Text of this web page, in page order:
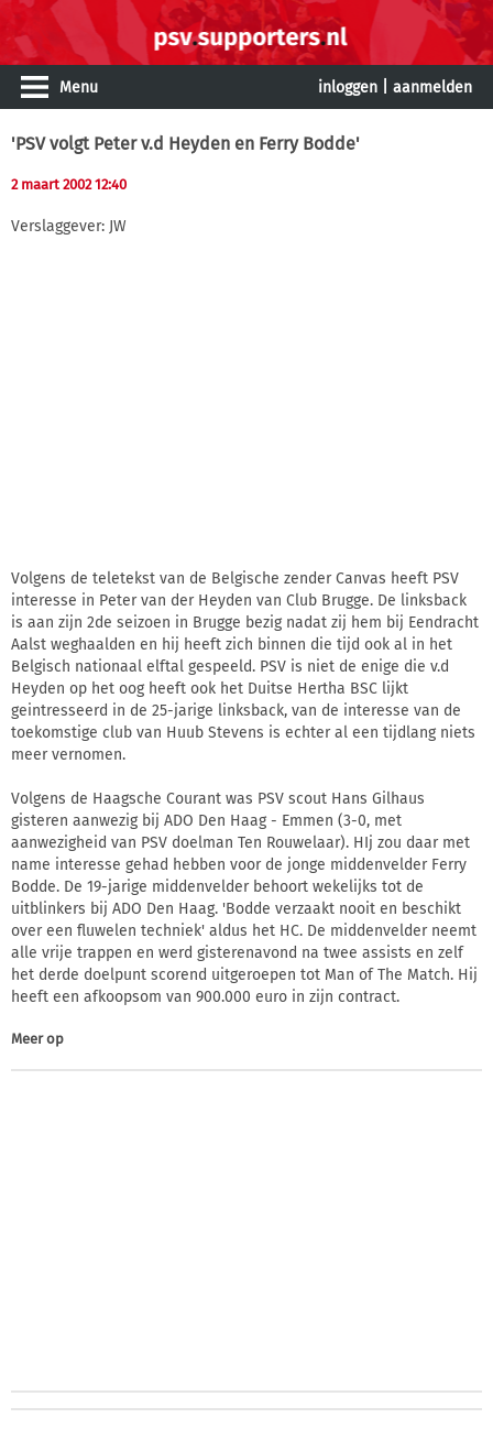
Menu inloggen aanmelden
'PSV volgt Peter v.d Heyden en Ferry Bodde'
2 maart 2002 12:40
Verslaggever: JW
Volgens de teletekst van de Belgische zender Canvas heeft PSV
interesse in Peter van der Heyden van Club Brugge. De linksback
is aan zijn 2de seizoen in Brugge bezig nadat zij hem bij Eendracht
Aalst weghaalden en hij heeft zich binnen die tijd ook al in het
Belgisch nationaal elftal gespeeld. PSV is niet de enige die v.d
Heyden op het oog heeft ook het Duitse Hertha BSC lijkt
geintresseerd in de 25-jarige linksback, van de interesse van de
toekomstige club van Huub Stevens is echter al een tijdlang niets
meer vernomen.
Volgens de Haagsche Courant was PSV scout Hans Gilhaus
gisteren aanwezig bij ADO Den Haag - Emmen (3-0, met
aanwezigheid van PSV doelman Ten Rouwelaar). HIj zou daar met
name interesse gehad hebben voor de jonge middenvelder Ferry
Bodde. De 19-jarige middenvelder behoort wekelijks tot de
uitblinkers bij ADO Den Haag. 'Bodde verzaakt nooit en beschikt
over een fluwelen techniek' aldus het HC. De middenvelder neemt
alle vrije trappen en werd gisterenavond na twee assists en zelf
het derde doelpunt scorend uitgeroepen tot Man of The Match. Hij
heeft een afkoopsom van 900.000 euro in zijn contract.
Meer op